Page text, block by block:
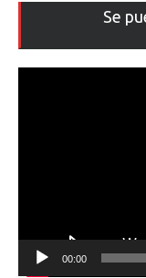
Se
00:00